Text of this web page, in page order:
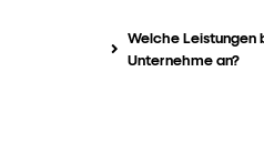
Welche Leistungen
Unternehme an?